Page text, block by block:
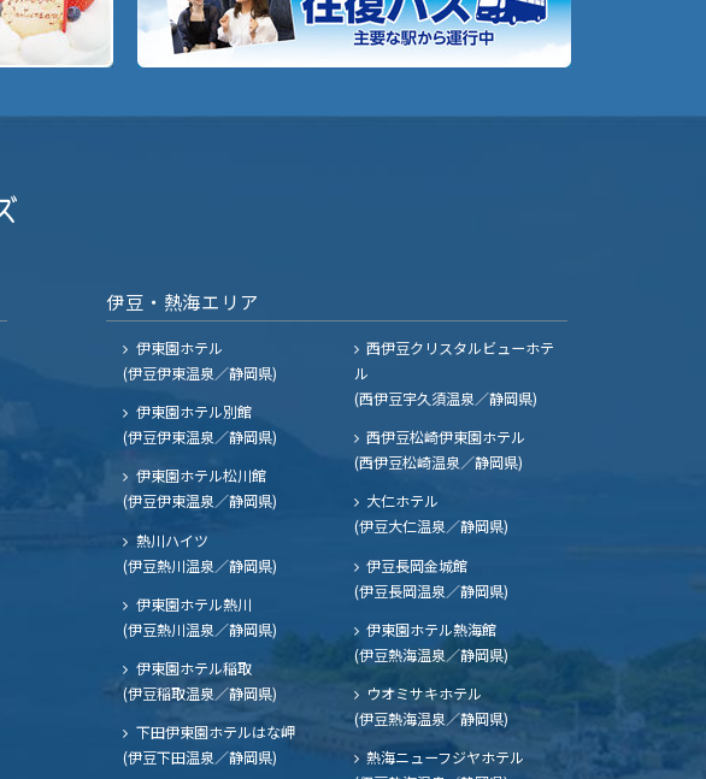
伊豆・熱海エリア
伊東園ホテル
(伊豆伊東温泉／静岡県)
伊東園ホテル別館
(伊豆伊東温泉／静岡県)
伊東園ホテル松川館
(伊豆伊東温泉／静岡県)
熱川ハイツ
(伊豆熱川温泉／静岡県)
伊東園ホテル熱川
(伊豆熱川温泉／静岡県)
伊東園ホテル稲取
(伊豆稲取温泉／静岡県)
下田伊東園ホテルはな岬
(伊豆下田温泉／静岡県)
西伊豆クリスタルビューホテ
ル
(西伊豆宇久須温泉／静岡県)
西伊豆松崎伊東園ホテル
(西伊豆松崎温泉／静岡県)
大仁ホテル
(伊豆大仁温泉／静岡県)
伊豆長岡金城館
(伊豆長岡温泉／静岡県)
伊東園ホテル熱海館
(伊豆熱海温泉／静岡県)
ウオミサキホテル
(伊豆熱海温泉／静岡県)
熱海ニューフジヤホテル